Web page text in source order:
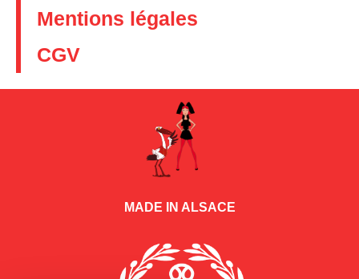
Mentions légales
CGV
MADE IN ALSACE